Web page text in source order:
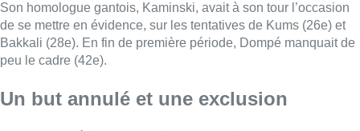
Son homologue gantois, Kaminski, avait à son tour l’occasion
de se mettre en évidence, sur les tentatives de Kums (26e) et
Bakkali (28e). En fin de première période, Dompé manquait de
peu le cadre (42e).
Un but annulé et une exclusion